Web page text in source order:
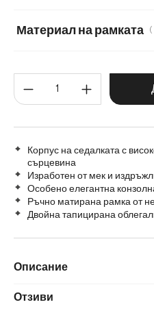
Материал на рамката
Дъб Дърво
Корпус на седалката с
сърцевина
Изработен от мек и
Особено елегантна
Ръчно матирана рамка от
Двойна тапицирана
Описание
Отзиви